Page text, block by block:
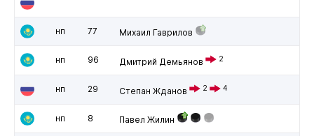
нп 77 Михаил Гаврилов
нп 96 Дмитрий Демьянов 2
нп 29 Степан Жданов 2 4
нп 8 Павел Жилин